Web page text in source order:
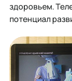
здоровьем.
потенциал